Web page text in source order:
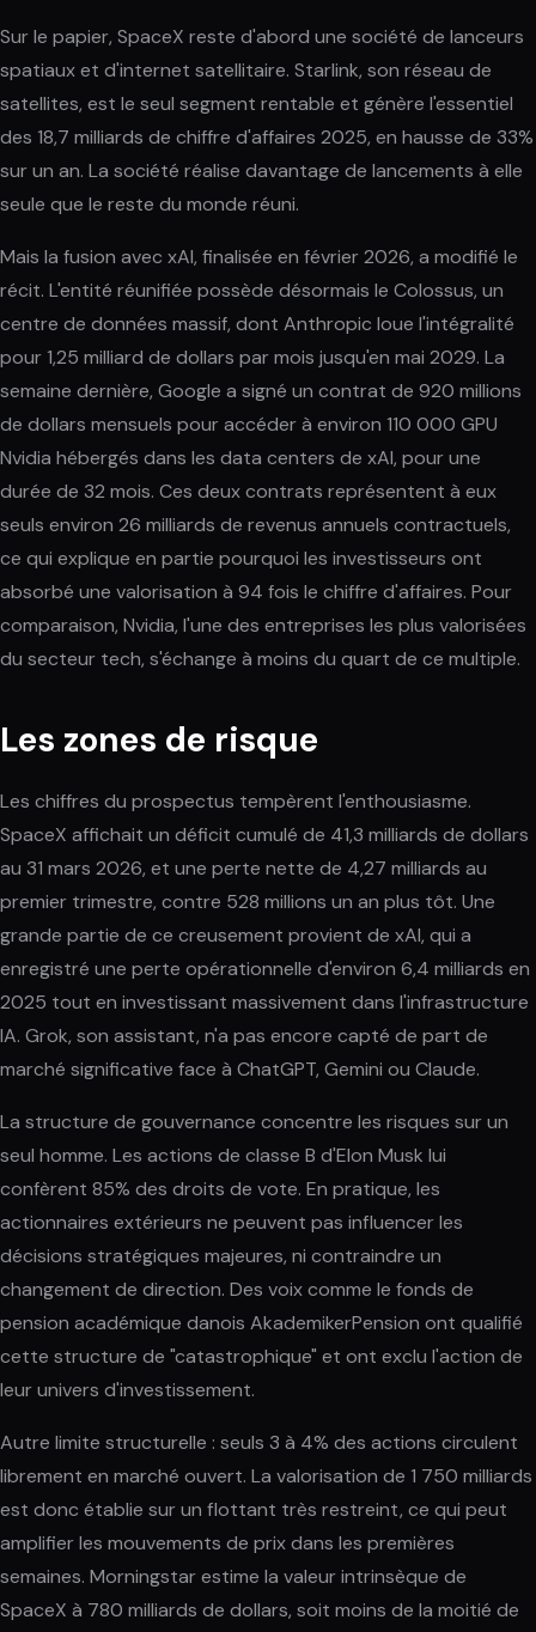
Sur le papier, SpaceX reste d'abord une société de lanceurs
spatiaux et d'internet satellitaire. Starlink, son réseau de
satellites, est le seul segment rentable et génère l'essentiel
des 18,7 milliards de chiffre d'affaires 2025, en hausse de 33%
sur un an. La société réalise davantage de lancements à elle
seule que le reste du monde réuni.
Mais la fusion avec xAI, finalisée en février 2026, a modifié le
récit. L'entité réunifiée possède désormais le Colossus, un
centre de données massif, dont Anthropic loue l'intégralité
pour 1,25 milliard de dollars par mois jusqu'en mai 2029. La
semaine dernière, Google a signé un contrat de 920 millions
de dollars mensuels pour accéder à environ 110 000 GPU
Nvidia hébergés dans les data centers de xAI, pour une
durée de 32 mois. Ces deux contrats représentent à eux
seuls environ 26 milliards de revenus annuels contractuels,
ce qui explique en partie pourquoi les investisseurs ont
absorbé une valorisation à 94 fois le chiffre d'affaires. Pour
comparaison, Nvidia, l'une des entreprises les plus valorisées
du secteur tech, s'échange à moins du quart de ce multiple.
Les zones de risque
Les chiffres du prospectus tempèrent l'enthousiasme.
SpaceX affichait un déficit cumulé de 41,3 milliards de dollars
au 31 mars 2026, et une perte nette de 4,27 milliards au
premier trimestre, contre 528 millions un an plus tôt. Une
grande partie de ce creusement provient de xAI, qui a
enregistré une perte opérationnelle d'environ 6,4 milliards en
2025 tout en investissant massivement dans l'infrastructure
IA. Grok, son assistant, n'a pas encore capté de part de
marché significative face à ChatGPT, Gemini ou Claude.
La structure de gouvernance concentre les risques sur un
seul homme. Les actions de classe B d'Elon Musk lui
confèrent 85% des droits de vote. En pratique, les
actionnaires extérieurs ne peuvent pas influencer les
décisions stratégiques majeures, ni contraindre un
changement de direction. Des voix comme le fonds de
pension académique danois AkademikerPension ont qualifié
cette structure de "catastrophique" et ont exclu l'action de
leur univers d'investissement.
Autre limite structurelle : seuls 3 à 4% des actions circulent
librement en marché ouvert. La valorisation de 1 750 milliards
est donc établie sur un flottant très restreint, ce qui peut
amplifier les mouvements de prix dans les premières
semaines. Morningstar estime la valeur intrinsèque de
SpaceX à 780 milliards de dollars, soit moins de la moitié de